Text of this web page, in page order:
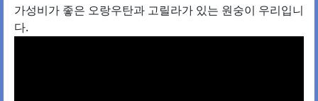
가성비가 좋은 오랑우탄과 고릴라가 있는 원숭이 우리입니
다.